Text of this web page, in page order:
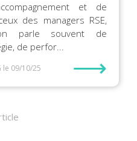
et de
des managers RSE,
parle souvent de
de perfor...
le 09/10/25 ⟶